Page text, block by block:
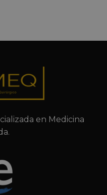
en Medicina